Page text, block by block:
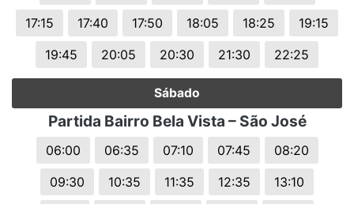
17:15
17:40 17:50 18:05 18:25
19:15
19:45
20:05 20:30 21:30 22:25
Sábado
Partida Bairro Bela Vista – São José
06:00 06:35 07:10 07:45
08:20
09:30
10:35 11:35 12:35
13:10